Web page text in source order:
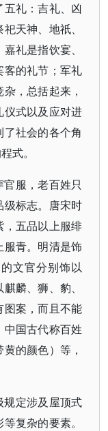
礼：吉礼、凶
天神、地祇、
礼是指饮宴、
的礼节；军礼
，总括起来，
仪式以及应对进
社会的各个角
式。
服，老百姓只
标志。唐宋时
，五品以上服绯
服青。明清是饰
文官分别饰以
麟、狮、豹、
图案，而且不能
国古代称百姓
的颜色）等，
规定涉及屋顶式
复杂的要素。